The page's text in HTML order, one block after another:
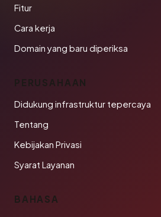
Fitur
Cara kerja
Domain yang baru diperiksa
PERUSAHAAN
Didukung infrastruktur tepercaya
Tentang
Kebijakan Privasi
Syarat Layanan
BAHASA